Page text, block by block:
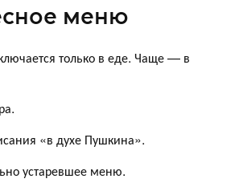
меню
только в еде. Чаще — в
«в духе Пушкина».
устаревшее меню.